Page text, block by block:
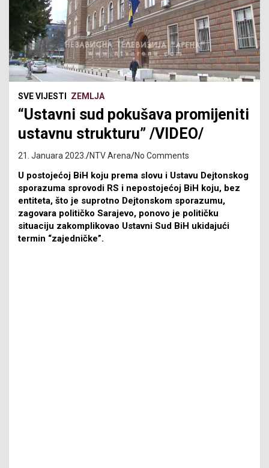
SVE VIJESTI ZEMLJA
“Ustavni sud pokušava promijeniti
ustavnu strukturu” /VIDEO/
21. Januara 2023. NTV Arena No Comments
U postojećoj BiH koju prema slovu i Ustavu Dejtonskog
sporazuma sprovodi RS i nepostojećoj BiH koju, bez
entiteta, što je suprotno Dejtonskom sporazumu,
zagovara političko Sarajevo, ponovo je političku
situaciju zakomplikovao Ustavni Sud BiH ukidajući
termin “zajedničke”.